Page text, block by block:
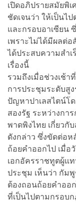
เปิดอภิปรายสมัยพิ
ชัดเจนว่า ให้เป็นไ
และกรอบอาเซียน
เพราะไม่ได้มีผลต่
ได้ประสบความสำเ
เรื่องนี้
รวมถึงเมื่อช่วงเช้
การประชุมระดับสู
ปัญหาปาเลสไตน์โ
สองรัฐ ระหว่างกา
พาดพิงไทย เกี่ยวกั
ดังกล่าว ซึ่งขัดต่อ
ถ้อยคำออกไป เมื่อ
เอกอัครราชทูตผู้แ
ประชุม เห็นว่า กัม
ต้องถอนถ้อยคำออ
ที่เป็นไปตามกรอบ